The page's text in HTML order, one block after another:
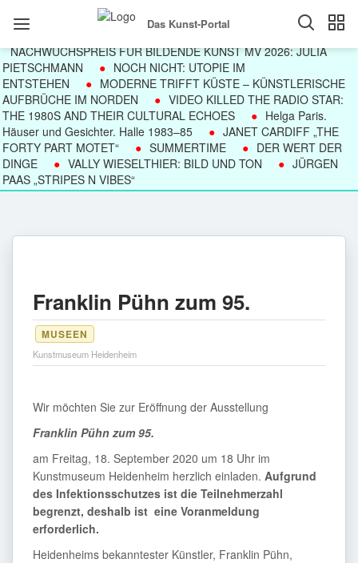
Das Kunst-Portal
NACHWUCHSPREIS FÜR BILDENDE KUNST MV 2026: JULIA
PIETSCHMANN
NOCH NICHT: UTOPIE IM
ENTSTEHEN
MODERNE TRIFFT KÜSTE – KÜNSTLERISCHE
AUFBRÜCHE IM NORDEN
VIDEO KILLED THE RADIO STAR:
THE 1980S AND THEIR CULTURAL ECHOES
Helga Paris.
Häuser und Gesichter. Halle 1983–85
JANET CARDIFF „THE
FORTY PART MOTET“
SUMMERTIME
DER WERT DER
DINGE
VALLY WIESELTHIER: BILD UND TON
JÜRGEN
PAAS „STRIPES N VIBES“
Franklin Pühn zum 95.
MUSEEN
Kunstmuseum Heidenheim
Wir möchten Sie zur Eröffnung der Ausstellung
Franklin Pühn zum 95.
am Freitag, 18. September 2020 um 18 Uhr im
Kunstmuseum Heidenheim herzlich einladen. Aufgrund
des Infektionsschutzes ist die Teilnehmerzahl
begrenzt, deshalb ist eine Voranmeldung
erforderlich.
Heidenheims bekanntester Künstler, Franklin Pühn,